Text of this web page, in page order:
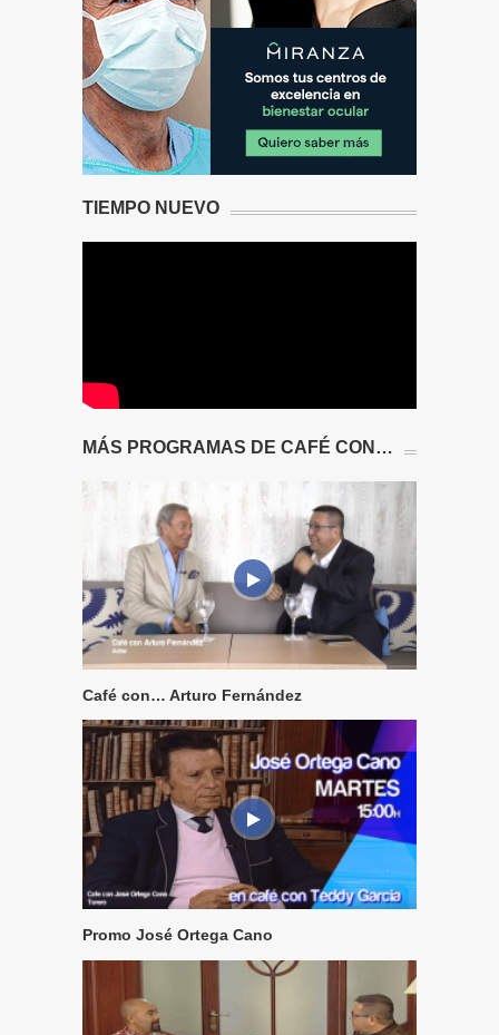
TIEMPO NUEVO
MÁS PROGRAMAS DE CAFÉ CON…
Café con… Arturo Fernández
Promo José Ortega Cano